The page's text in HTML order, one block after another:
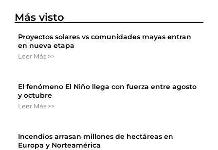
Más visto
Proyectos solares vs comunidades mayas entran
en nueva etapa
Leer Más >>
El fenómeno El Niño llega con fuerza entre agosto
y octubre
Leer Más >>
Incendios arrasan millones de hectáreas en
Europa y Norteamérica